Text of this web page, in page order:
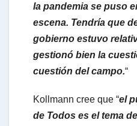
la pandemia se puso
escena. Tendría que
gobierno estuvo
gestionó bien la
cuestión del campo.“
Kollmann cree que “el
de Todos es el tema